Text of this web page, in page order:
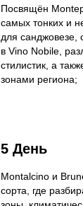
Посвящён
самых тонких и
для санджовезе,
в Vino Nobile,
стилистик, а
зонами региона;
5 День
Montalcino и
сорта, где